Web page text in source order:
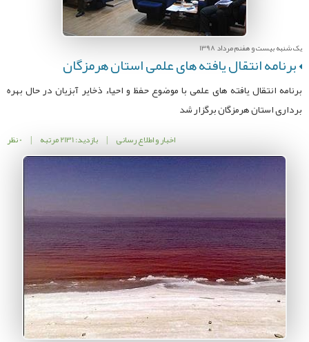
یک شنبه بیست و هفنم مرداد 1398
برنامه انتقال یافته های علمی استان هرمزگان
برنامه انتقال یافته های علمی با موضوع حفظ و احیاء ذخایر آبزیان در حال بهره
برداری استان هرمزگان برگزار شد
اخبار و اطلاع رسانی | بازدید: 2131 مرتبه | 0 نظر